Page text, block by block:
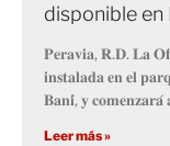
disponible en
𝐏𝐞𝐫𝐚𝐯𝐢𝐚, 𝐑.𝐃. 𝐋𝐚
𝐢𝐧𝐬𝐭𝐚𝐥𝐚𝐝𝐚 𝐞𝐧 𝐞𝐥
𝐁𝐚𝐧𝐢́, 𝐲 𝐜𝐨𝐦𝐞𝐧𝐳𝐚𝐫𝐚́
Leer más »